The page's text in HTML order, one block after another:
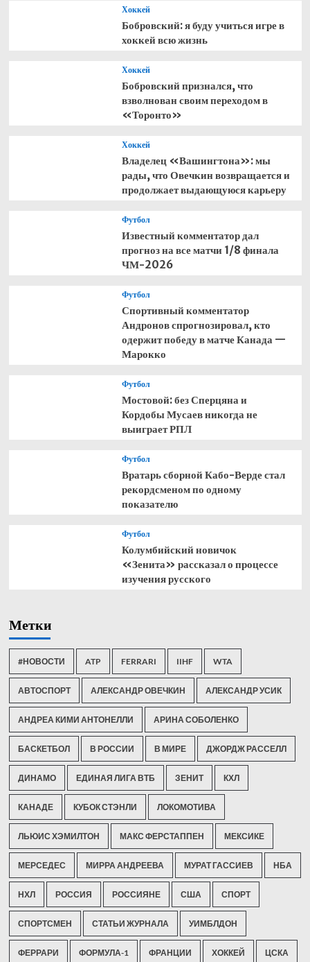
Хоккей
Бобровский: я буду учиться игре в
хоккей всю жизнь
Хоккей
Бобровский признался, что
взволнован своим переходом в
«Торонто»
Хоккей
Владелец «Вашингтона»: мы
рады, что Овечкин возвращается и
продолжает выдающуюся карьеру
Футбол
Известный комментатор дал
прогноз на все матчи 1/8 финала
ЧМ-2026
Футбол
Спортивный комментатор
Андронов спрогнозировал, кто
одержит победу в матче Канада —
Марокко
Футбол
Мостовой: без Сперцяна и
Кордобы Мусаев никогда не
выиграет РПЛ
Футбол
Вратарь сборной Кабо-Верде стал
рекордсменом по одному
показателю
Футбол
Колумбийский новичок
«Зенита» рассказал о процессе
изучения русского
Метки
#НОВОСТИ ATP FERRARI IIHF WTA
АВТОСПОРТ АЛЕКСАНДР ОВЕЧКИН АЛЕКСАНДР УСИК
АНДРЕА КИМИ АНТОНЕЛЛИ АРИНА СОБОЛЕНКО
БАСКЕТБОЛ В РОССИИ В МИРЕ ДЖОРДЖ РАССЕЛЛ
ДИНАМО ЕДИНАЯ ЛИГА ВТБ ЗЕНИТ КХЛ
КАНАДЕ КУБОК СТЭНЛИ ЛОКОМОТИВА
ЛЬЮИС ХЭМИЛТОН МАКС ФЕРСТАППЕН МЕКСИКЕ
МЕРСЕДЕС МИРРА АНДРЕЕВА МУРАТ ГАССИЕВ НБА
НХЛ РОССИЯ РОССИЯНЕ США СПОРТ
СПОРТСМЕН СТАТЬИ ЖУРНАЛА УИМБЛДОН
ФЕРРАРИ ФОРМУЛА-1 ФРАНЦИИ ХОККЕЙ ЦСКА